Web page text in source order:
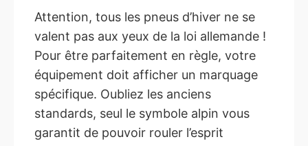
Attention, tous les pneus d’hiver ne se
valent pas aux yeux de la loi allemande !
Pour être parfaitement en règle, votre
équipement doit afficher un marquage
spécifique. Oubliez les anciens
standards, seul le symbole alpin vous
garantit de pouvoir rouler l’esprit